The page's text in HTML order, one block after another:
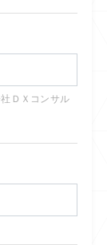
ＤＸコンサル